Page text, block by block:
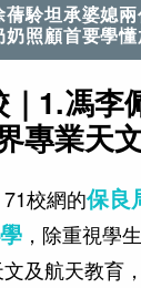
駖坦承婆媳
照顧首要學懂
1.馮李
專業天
校網的保良
，除重視學
及航天教育